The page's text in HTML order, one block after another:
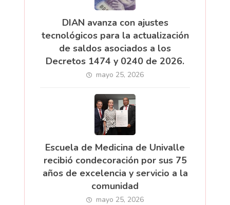
DIAN avanza con ajustes
tecnológicos para la actualización
de saldos asociados a los
Decretos 1474 y 0240 de 2026.
mayo 25, 2026
Escuela de Medicina de Univalle
recibió condecoración por sus 75
años de excelencia y servicio a la
comunidad
mayo 25, 2026